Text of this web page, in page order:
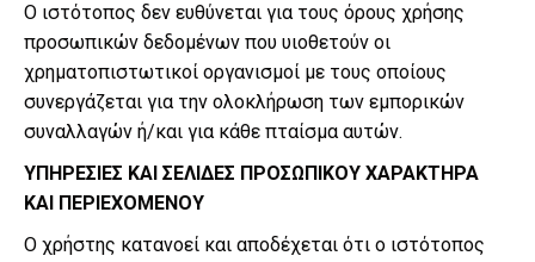
Ο ιστότοπος δεν ευθύνεται για τους όρους χρήσης
προσωπικών δεδομένων που υιοθετούν οι
χρηματοπιστωτικοί οργανισμοί με τους οποίους
συνεργάζεται για την ολοκλήρωση των εμπορικών
συναλλαγών ή/και για κάθε πταίσμα αυτών.
ΥΠΗΡΕΣΙΕΣ ΚΑΙ ΣΕΛΙΔΕΣ ΠΡΟΣΩΠΙΚΟΥ ΧΑΡΑΚΤΗΡΑ
ΚΑΙ ΠΕΡΙΕΧΟΜΕΝΟΥ
Ο χρήστης κατανοεί και αποδέχεται ότι ο ιστότοπος